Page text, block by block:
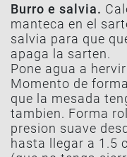
Burro e salvia.
manteca en el
salvia para que
apaga la sarten.
Pone agua a
Momento de
que la mesada
tambien. Forma
presion suave
hasta llegar a 1.5